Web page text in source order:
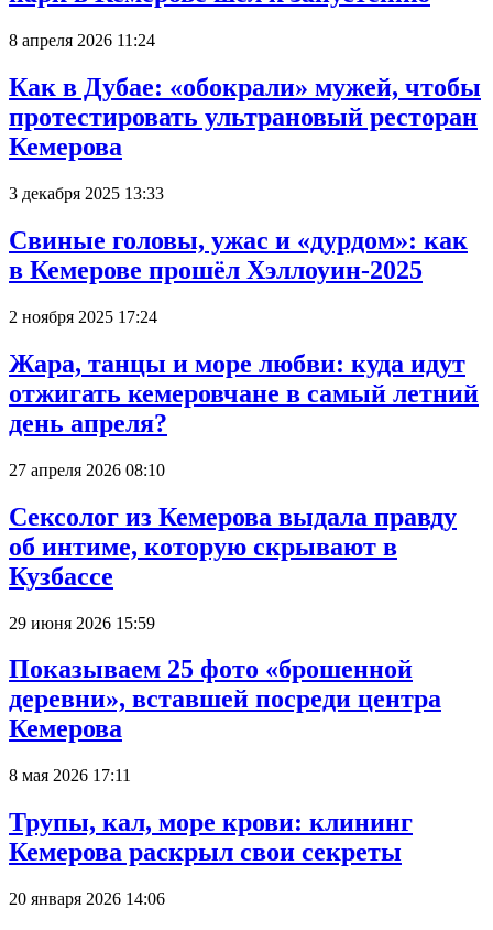
8 апреля 2026 11:24
Как в Дубае: «обокрали» мужей, чтобы
протестировать ультрановый ресторан
Кемерова
3 декабря 2025 13:33
Свиные головы, ужас и «дурдом»: как
в Кемерове прошёл Хэллоуин-2025
2 ноября 2025 17:24
Жара, танцы и море любви: куда идут
отжигать кемеровчане в самый летний
день апреля?
27 апреля 2026 08:10
Сексолог из Кемерова выдала правду
об интиме, которую скрывают в
Кузбассе
29 июня 2026 15:59
Показываем 25 фото «брошенной
деревни», вставшей посреди центра
Кемерова
8 мая 2026 17:11
Трупы, кал, море крови: клининг
Кемерова раскрыл свои секреты
20 января 2026 14:06